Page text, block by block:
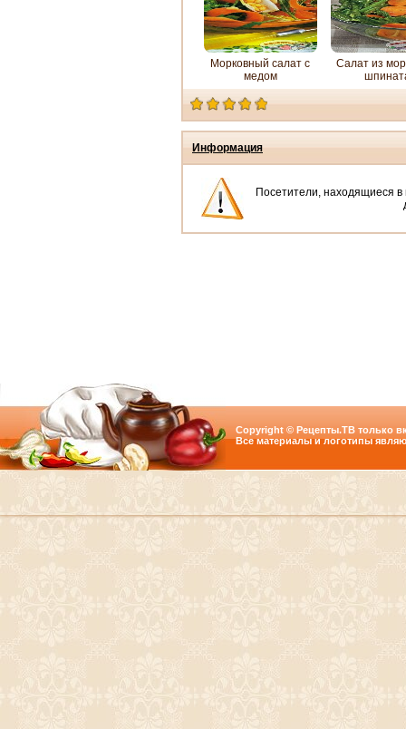
Морковный салат с
медом
Салат из
Информация
Посетители, находящиеся в
Copyright © Рецепты.ТВ только
Все материалы и логотипы